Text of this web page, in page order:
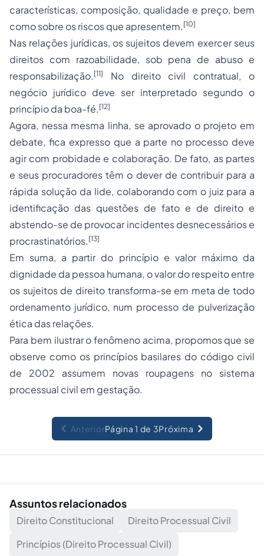
características, composição, qualidade e preço, bem
como sobre os riscos que apresentem. [10]
Nas relações jurídicas, os sujeitos devem exercer seus
direitos com razoabilidade, sob pena de abuso e
responsabilização. [11] No direito civil contratual, o
negócio jurídico deve ser interpretado segundo o
princípio da boa-fé. [12]
Agora, nessa mesma linha, se aprovado o projeto em
debate, fica expresso que a parte no processo deve
agir com probidade e colaboração. De fato, as partes
e seus procuradores têm o dever de contribuir para a
rápida solução da lide, colaborando com o juiz para a
identificação das questões de fato e de direito e
abstendo-se de provocar incidentes desnecessários e
procrastinatórios. [13]
Em suma, a partir do princípio e valor máximo da
dignidade da pessoa humana, o valor do respeito entre
os sujeitos de direito transforma-se em meta de todo
ordenamento jurídico, num processo de pulverização
ética das relações.
Para bem ilustrar o fenômeno acima, propomos que se
observe como os princípios basilares do código civil
de 2002 assumem novas roupagens no sistema
processual civil em gestação.
AnteriorPágina 1 de 3Próxima
Assuntos relacionados
Direito Constitucional
Direito Processual Civil
Princípios (Direito Processual Civil)